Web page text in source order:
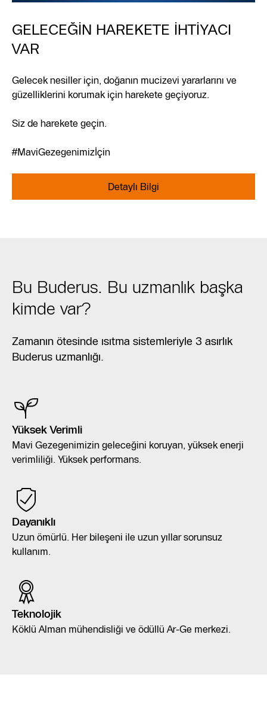
GELECEĞİN HAREKETE İHTİYACI
VAR
Gelecek nesiller için, doğanın mucizevi yararlarını ve
güzelliklerini korumak için harekete geçiyoruz.
Siz de harekete geçin.
#MaviGezegenimizİçin
Detaylı Bilgi
Bu Buderus. Bu uzmanlık başka
kimde var?
Zamanın ötesinde ısıtma sistemleriyle 3 asırlık
Buderus uzmanlığı.
Yüksek Verimli
Mavi Gezegenimizin geleceğini koruyan, yüksek enerji
verimliliği. Yüksek performans.
Dayanıklı
Uzun ömürlü. Her bileşeni ile uzun yıllar sorunsuz
kullanım.
Teknolojik
Köklü Alman mühendisliği ve ödüllü Ar-Ge merkezi.